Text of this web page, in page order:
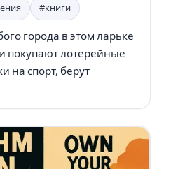
#книги
города в этом ларьке
покупают лотерейные
на спорт, берут